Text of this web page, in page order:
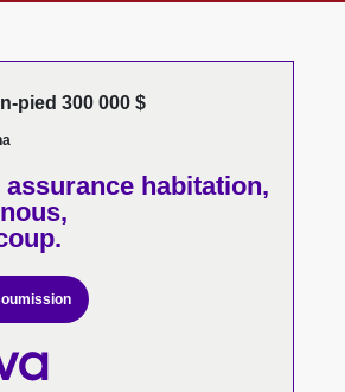
pied 300 000 $
assurance habitation,